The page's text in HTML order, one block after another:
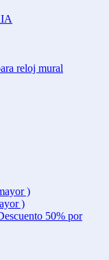
reloj mural
)
)
50% por